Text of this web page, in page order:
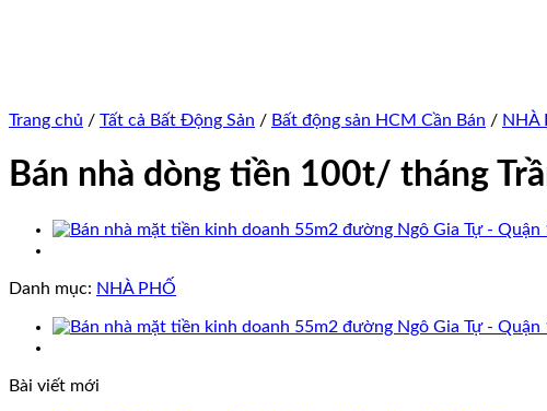
Trang chủ / Tất cả Bất Động Sản / Bất động sản HCM Cần Bán / NHÀ
Bán nhà dòng tiền 100t/ tháng
Danh mục: NHÀ PHỐ
Bài viết mới